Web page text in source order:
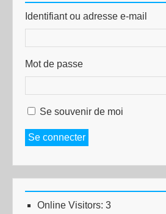
Identifiant ou adresse e-mail
Mot de passe
Se souvenir de moi
Se connecter
Online Visitors: 3